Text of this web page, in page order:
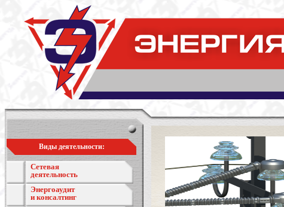
Виды деятельности:
Сетевая
деятельность
Энергоаудит
и консалтинг